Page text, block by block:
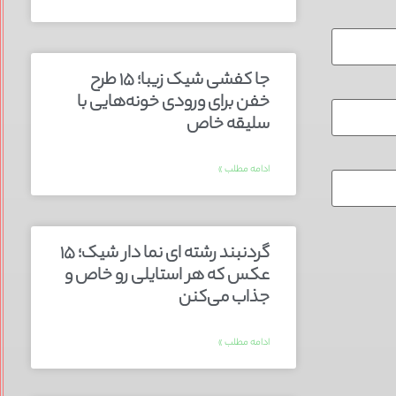
جا کفشی شیک زیبا؛ ۱۵ طرح
خفن برای ورودی خونه‌هایی با
سلیقه خاص
ادامه مطلب »
گردنبند رشته ای نما دار شیک؛ ۱۵
عکس که هر استایلی رو خاص و
جذاب می‌کنن
ادامه مطلب »